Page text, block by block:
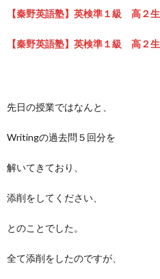
【秦野英語塾】英検準１級 高２
【秦野英語塾】英検準１級 高２
先日の授業ではなんと、
Writingの過去問５回分を
解いてきており、
添削をしてください、
とのことでした。
全て添削をしたのですが、